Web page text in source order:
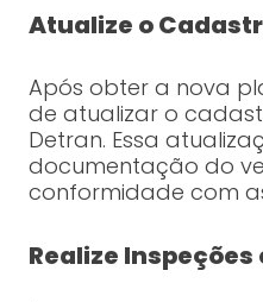
Atualize o
Após obter a nova
de atualizar o
Detran. Essa
documentação do
conformidade com
Realize